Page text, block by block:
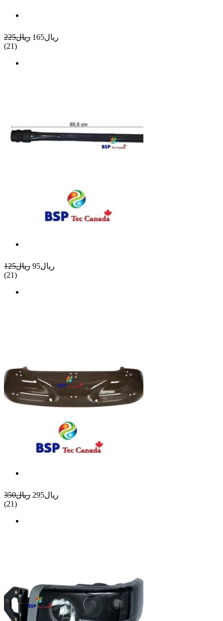
ريال165
ريال225
(21)
ريال95
ريال125
(21)
ريال295
ريال350
(21)